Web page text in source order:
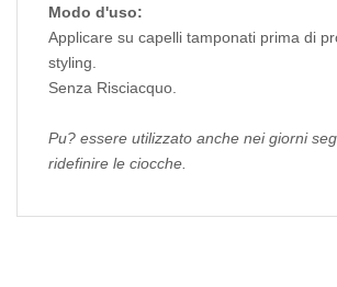
Modo d'uso:
Applicare su capelli tamponati prima di
styling.
Senza Risciacquo.
Pu? essere utilizzato anche nei giorni
ridefinire le ciocche.